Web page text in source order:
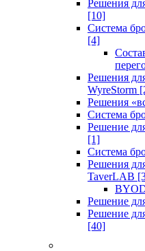
Решения
[10]
Система
[4]
Решения
WyreStorm
Решения
Система
Решение
[1]
Система
Решения
TaverLAB
Решение
Решение
[40]